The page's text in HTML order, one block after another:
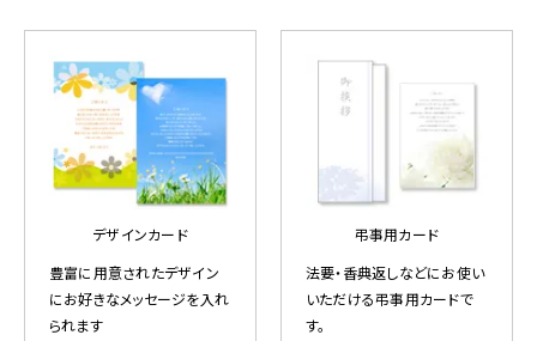
デザインカード
豊富に用意されたデザイン
にお好きなメッセージを入れ
られます
弔事用カード
法要・香典返しなどにお使い
いただける弔事用カードで
す。